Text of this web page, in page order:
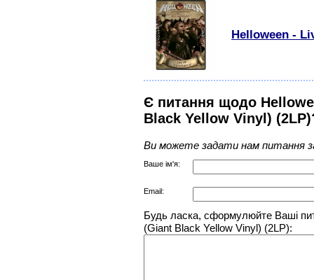
Helloween -
Є питання щодо
Black Yellow Vinyl)
Ви можете задати нам питання
Ваше ім'я:
Email:
Будь ласка, сформулюйте Ваші
(Giant Black Yellow Vinyl) (2LP):